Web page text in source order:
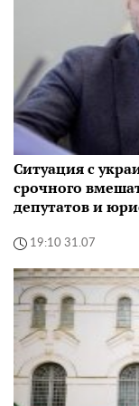
Ситуация с
срочного
депутатов и
19:10 31.07